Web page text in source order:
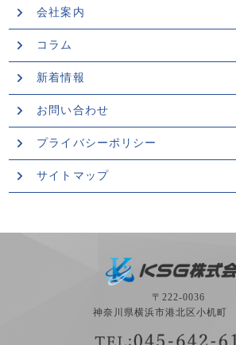
会社案内
コラム
新着情報
お問い合わせ
プライバシーポリシー
サイトマップ
〒222-0036
神奈川県横浜市港北区小机町